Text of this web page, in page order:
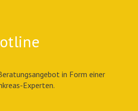
in Form einer
Experten.